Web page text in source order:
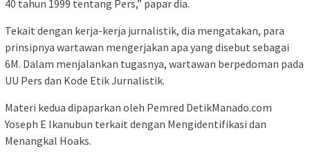
40 tahun 1999 tentang Pers,” papar dia.
Tekait dengan kerja-kerja jurnalistik, dia mengatakan, para
prinsipnya wartawan mengerjakan apa yang disebut sebagai
6M. Dalam menjalankan tugasnya, wartawan berpedoman pada
UU Pers dan Kode Etik Jurnalistik.
Materi kedua dipaparkan oleh Pemred DetikManado.com
Yoseph E Ikanubun terkait dengan Mengidentifikasi dan
Menangkal Hoaks.